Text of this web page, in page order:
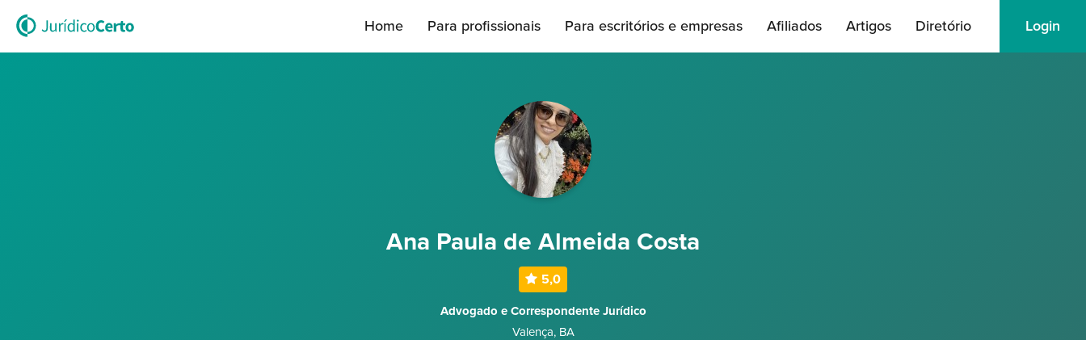
Home Para profissionais Para escritórios e empresas Afiliados Artigos Diretório Login
Ana Paula de Almeida Costa
5,0
Advogado e Correspondente Jurídico
Valença, BA